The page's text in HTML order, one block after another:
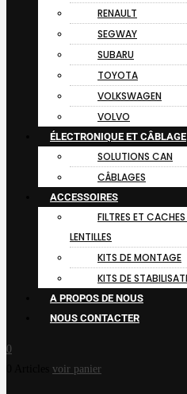
RENAULT
SEGWAY
SUBARU
TOYOTA
VOLKSWAGEN
VOLVO
ÉLECTRONIQUE ET CÂBLAGE
SOLUTIONS CAN
CÂBLAGES
ACCESSOIRES
FILTRES ET
LENTILLES
KITS DE MONTAGE
KITS DE
A PROPOS DE NOUS
NOUS CONTACTER
0
voir panier